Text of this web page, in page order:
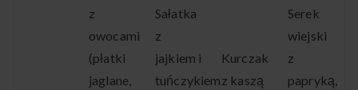
z
owocami
(płatki
jaglane,
Sałatka
z
jajkiem i
tuńczykiem
Kurczak
z kaszą
Serek
wiejski
z
papryką,